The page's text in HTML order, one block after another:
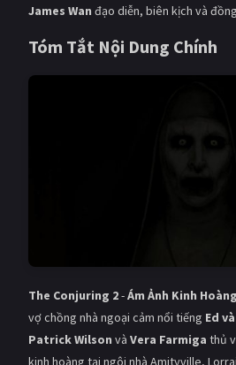
Viễn tưởng
Hoạt hình Thể
Âu - Mỹ
James Wan đạo diễn, biên kịch và
Tóm Tắt Nội Dung Chính
The Conjuring 2-Ám Ảnh Kinh
vợ chồng nhà ngoại cảm nổi tiếng Ed
Patrick Wilson và Vera Farmiga thủ
kinh hoàng tại ngôi nhà Amityville,